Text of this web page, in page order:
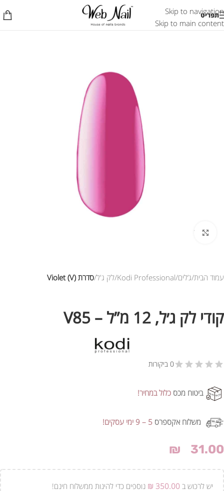
Skip to navigation
Skip to main content
תפריט
אזל המלאי
לחץ להגדלת התמונה
עמוד הבית ג’לים Kodi Professional לק ג'ל סדרת Violet (V)
קודי לק ג׳ל, 12 מ”ל – V85
0 ביקורות
ביטוח מכס כלול במחיר!
משלוח אקספרס 5 – 9 ימי עסקים!
₪ 31.00
יש לרכוש ב ₪ 350.00 נוספים כדי להינות ממשלוח חינם!